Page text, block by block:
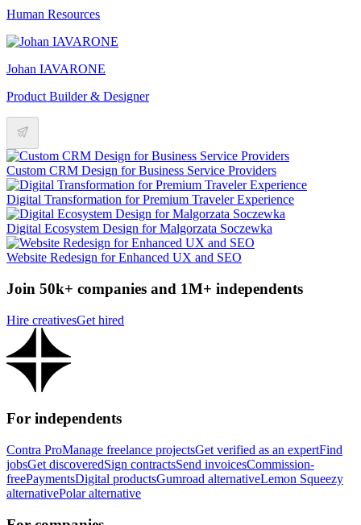
Human Resources
Johan IAVARONE
Product Builder & Designer
Custom CRM Design for Business Service Providers
Digital Transformation for Premium Traveler Experience
Digital Ecosystem Design for Malgorzata Soczewka
Website Redesign for Enhanced UX and SEO
Join 50k+ companies and 1M+ independents
Hire creativesGet hired
For independents
Contra ProManage freelance projectsGet verified as an expertFind
jobsGet discoveredSign contractsSend invoicesCommission-
freePaymentsDigital productsGumroad alternativeLemon Squeezy
alternativePolar alternative